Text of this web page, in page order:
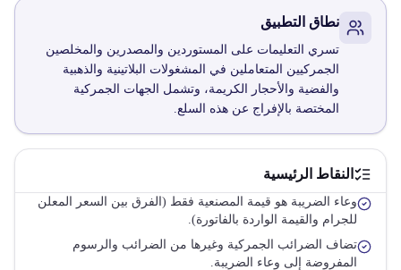
نطاق التطبيق
تسري التعليمات على المستوردين والمصدرين والمخلصين
الجمركيين المتعاملين في المشغولات البلاتينية والذهبية
والفضية والأحجار الكريمة، وتشمل الجهات الجمركية
المختصة بالإفراج عن هذه السلع.
النقاط الرئيسية
وعاء الضريبة هو قيمة المصنعية فقط (الفرق بين السعر المعلن
للجرام والقيمة الواردة بالفاتورة).
تضاف الضرائب الجمركية وغيرها من الضرائب والرسوم
المفروضة إلى وعاء الضريبة.